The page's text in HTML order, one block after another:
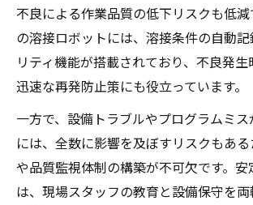
不良による作業品質の低下リスクも低
の溶接ロボットには、溶接条件の自動
リティ機能が搭載されており、不良発
迅速な再発防止策にも役立っています。
一方で、設備トラブルやプログラムミ
には、全数に影響を及ぼすリスクもあ
や品質監視体制の構築が不可欠です。安
は、現場スタッフの教育と設備保守を